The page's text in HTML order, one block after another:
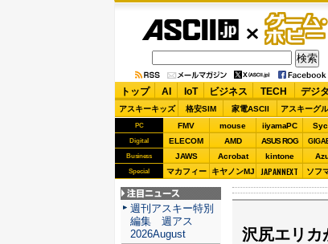
ゲーム・
ホビー
トップ AI IoT ビジネス TECH デジ
アスキーキッズ 格安SIM 家電ASCII アスキーグ
PC FMV mouse iiyamaPC
Digital ELECOM AMD ASUS ROG
Business JAWS Acrobat kintone
Special マカフィー キヤノンMJ JAPANNEXT ソフ
沢尻エリカ
注目ニュース
週刊アスキー特別
編集 週アス
2026August